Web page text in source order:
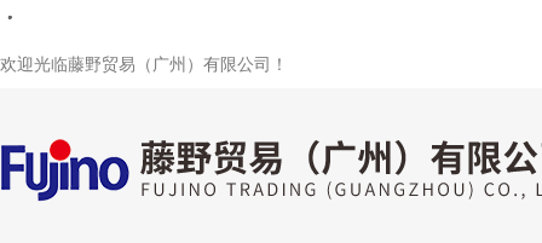
欢迎光临藤野贸易（广州）有限公司！
・・・・・・・・